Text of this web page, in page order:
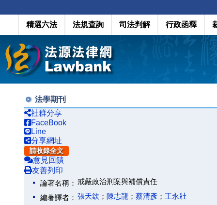
精選六法 法規查詢 司法判解 行政函釋
法學期刊
社群分享
FaceBook
Line
分享網址
請收錄全文
意見回饋
友善列印
論著名稱： 戒嚴政治刑案與補償責任
編著譯者： 張天欽 ； 陳志龍 ； 蔡清彥 ； 王永壯